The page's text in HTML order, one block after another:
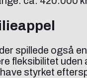
spillede også
fleksibilitet
styrket